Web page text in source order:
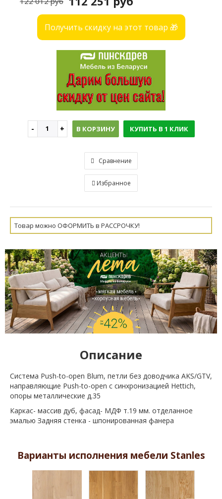
Получить скидку на этот товар 🎁
В КОРЗИНУ КУПИТЬ В 1 КЛИК
Сравнение
Избранное
Товар можно ОФОРМИТЬ в РАССРОЧКУ!
Описание
Система Push-to-open Blum, петли без доводчика AKS/GTV,
направляющие Push-to-open с синхронизацией Hettich,
опоры металлические д.35
Каркас- массив дуб, фасад- МДФ т.19 мм. отделанное
эмалью Задняя стенка - шпонированная фанера
Варианты исполнения мебели Stanles